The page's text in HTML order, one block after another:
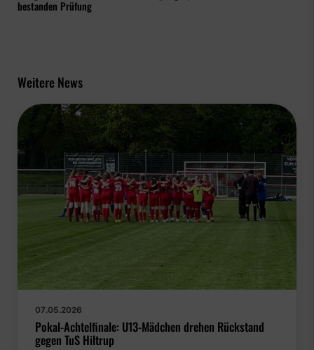
bestanden Prüfung
Weitere News
07.05.2026
Pokal-Achtelfinale: U13-Mädchen drehen Rückstand
gegen TuS Hiltrup